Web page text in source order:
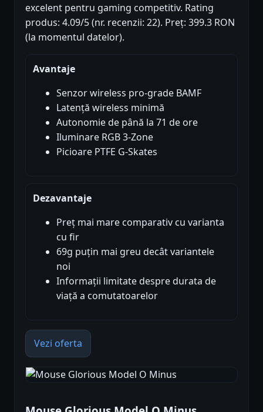
excelent pentru gaming competitiv. Rating
produs: 4.09/5 (nr. recenzii: 22). Preț: 399.3 RON
(la momentul datelor).
Avantaje
Senzor wireless pro-grade BAMF
Latență wireless minimă
Autonomie de până la 71 de ore
Iluminare RGB 3-Zone
Picioare PTFE G-Skates
Dezavantaje
Preț mai mare comparativ cu varianta
cu fir
69g puțin mai greu decât variantele
noi
Informații limitate despre durata de
viață a comutatoarelor
Vezi oferta